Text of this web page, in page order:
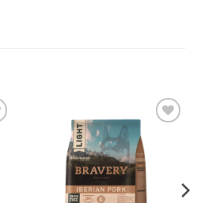
à la liste
souhaits